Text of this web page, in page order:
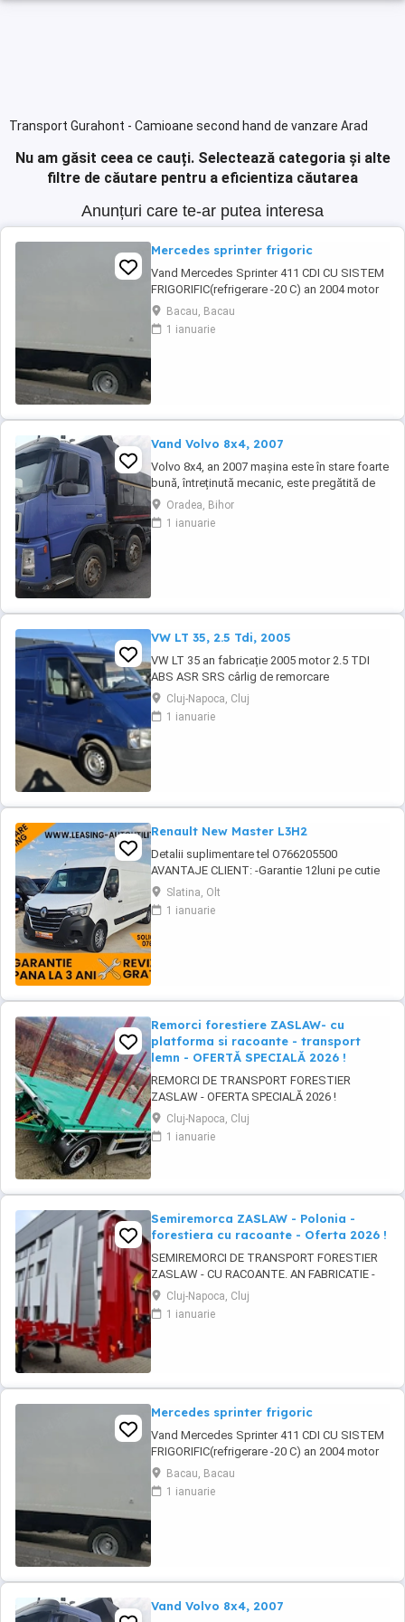
Transport Gurahont - Camioane second hand de vanzare Arad
Nu am găsit ceea ce cauți. Selectează categoria și alte
filtre de căutare pentru a eficientiza căutarea
Anunțuri care te-ar putea interesa
Mercedes sprinter frigoric
Vand Mercedes Sprinter 411 CDI CU SISTEM
FRIGORIFIC(refrigerare -20 C) an 2004 motor
2.7-160 hp in stare perfecta de functionare.
Avand schimbate telescoapele,grup nou
punte dubla 1000 euro ,alternator nou 150W,
Bacau, Bacau
1 ianuarie
Vand Volvo 8x4, 2007
Volvo 8x4, an 2007 mașina este în stare foarte
bună, întreținută mecanic, este pregătită de
lucru. Ofer fiscal Preț negociabil 36500 eur
Detalii la tel :
Oradea, Bihor
1 ianuarie
VW LT 35, 2.5 Tdi, 2005
VW LT 35 an fabricație 2005 motor 2.5 TDI
ABS ASR SRS cârlig de remorcare
Cluj-Napoca, Cluj
1 ianuarie
Renault New Master L3H2
Detalii suplimentare tel O766205500
AVANTAJE CLIENT: -Garantie 12luni pe cutie
viteze si motor -GRATUIT Ulei+filtre la
predare -Servicii RAR -Eliberare numere
provizorii -Control tehnic al calitatii -Detailing
Slatina, Olt
1 ianuarie
Remorci forestiere ZASLAW- cu
platforma si racoante - transport
lemn - OFERTĂ SPECIALĂ 2026 !
REMORCI DE TRANSPORT FORESTIER
ZASLAW - OFERTA SPECIALĂ 2026 !
VEHICULE PE STOC ( sau in fabricație
ZASLAW - cu termen SCURT de livrare ) PRET
OFERTA SPECIALĂ : 31.800 EURO BUC. ( pret
transportului de material ...
Cluj-Napoca, Cluj
1 ianuarie
Semiremorca ZASLAW - Polonia -
forestiera cu racoante - Oferta 2026 !
SEMIREMORCI DE TRANSPORT FORESTIER
ZASLAW - CU RACOANTE. AN FABRICATIE -
2026. VEHICULE PE STOC SAU IN PRODUCTIE
- CU TERMEN SCURT DE LIVRARE !
DESCRIERE VEHICULE: - Semiremorci
Cluj-Napoca, Cluj
1 ianuarie
Mercedes sprinter frigoric
Vand Mercedes Sprinter 411 CDI CU SISTEM
FRIGORIFIC(refrigerare -20 C) an 2004 motor
2.7-160 hp in stare perfecta de functionare.
Avand schimbate telescoapele,grup nou
punte dubla 1000 euro ,alternator nou 150W,
Bacau, Bacau
1 ianuarie
Vand Volvo 8x4, 2007